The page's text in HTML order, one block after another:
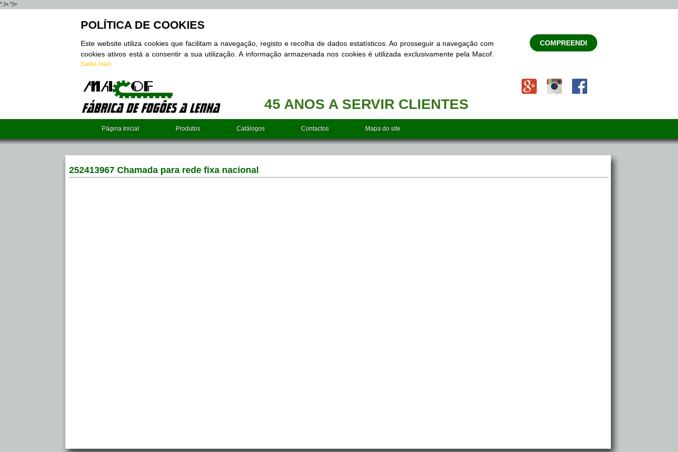
" /> "/>
POLÍTICA DE COOKIES
Este website utiliza cookies que facilitam a navegação, registo e recolha de dados estatísticos. Ao prosseguir a navegação com
cookies ativos está a consentir a sua utilização. A informação armazenada nos cookies é utilizada exclusivamente pela Macof.
Saiba mais
COMPREENDI
45 ANOS A SERVIR CLIENTES
Página Inicial Produtos Catálogos Contactos Mapa do site
252413967 Chamada para rede fixa nacional